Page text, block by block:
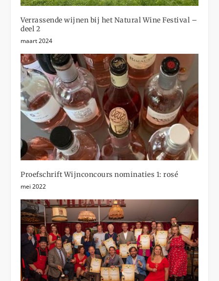
Verrassende wijnen bij het Natural Wine Festival –
deel 2
maart 2024
Proefschrift Wijnconcours nominaties 1: rosé
mei 2022